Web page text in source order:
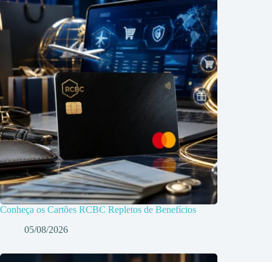
Conheça os Cartões RCBC Repletos de Benefícios
05/08/2026